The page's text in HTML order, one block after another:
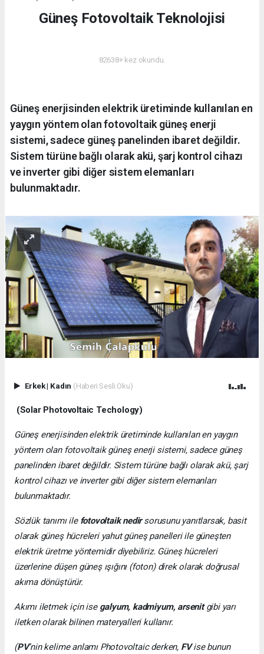
Güneş Fotovoltaik Teknolojisi
82638+ kez okundu.
Güneş enerjisinden elektrik üretiminde kullanılan en
yaygın yöntem olan fotovoltaik güneş enerji
sistemi, sadece güneş panelinden ibaret değildir.
Sistem türüne bağlı olarak akü, şarj kontrol cihazı
ve inverter gibi diğer sistem elemanları
bulunmaktadır.
Erkek| Kadın (Haberi Sesli Oku)
(Solar Photovoltaic Techology)
Güneş enerjisinden elektrik üretiminde kullanılan en yaygın
yöntem olan fotovoltaik güneş enerji sistemi, sadece güneş
panelinden ibaret değildir. Sistem türüne bağlı olarak akü, şarj
kontrol cihazı ve inverter gibi diğer sistem elemanları
bulunmaktadır.
Sözlük tanımı ile fotovoltaik nedirsorusunu yanıtlarsak, basit
olarak güneş hücreleri yahut güneş panelleri ile güneşten
elektrik üretme yöntemidir diyebiliriz. Güneş hücreleri
üzerlerine düşen güneş ışığını (foton) direk olarak doğrusal
akıma dönüştürür.
Akımı iletmek için ise galyum, kadmiyum, arsenitgibi yarı
iletken olarak bilinen materyalleri kullanır.
(PV’nin kelime anlamı Photovoltaic derken, FVise bunun